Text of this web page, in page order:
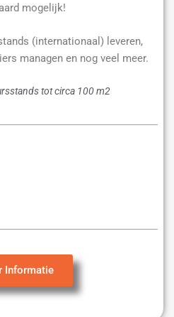
mogelijk!
(internationaal) leveren,
managen en nog veel meer.
tot circa 100 m2
Informatie